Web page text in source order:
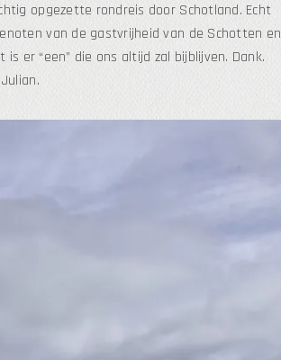
opgezette rondreis door Schotland. Echt
van de gastvrijheid van de Schotten en
er “een” die ons altijd zal bijblijven. Dank.